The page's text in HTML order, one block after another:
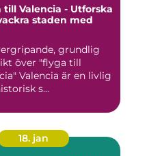
till Valencia - Utforska
staden med
grundlig
över "flyga till
en livlig
s...
18. jan